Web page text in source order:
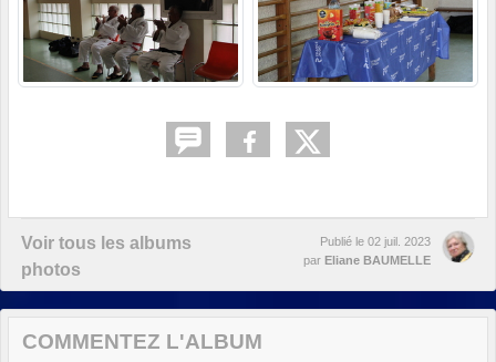
Voir tous les albums
photos
Publié le 02 juil. 2023
par Eliane BAUMELLE
COMMENTEZ L'ALBUM